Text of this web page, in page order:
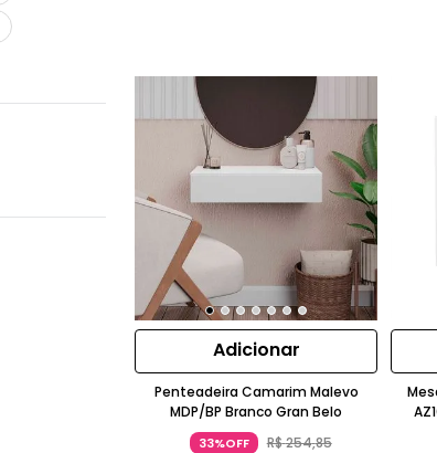
Adicionar
Penteadeira Camarim Malevo
MDP/BP Branco Gran Belo
33%OFF R$254,85